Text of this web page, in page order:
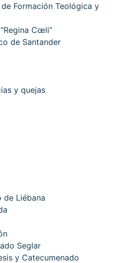
Formación Teológica y
Cœli”
de Santander
y quejas
de Liébana
Seglar
y Catecumenado